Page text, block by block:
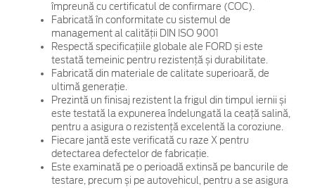
împreună cu certificatul de confirmare (COC).
Fabricată în conformitate cu sistemul de
management al calității DIN ISO 9001
Respectă specificațiile globale ale FORD și este
testată temeinic pentru rezistență și durabilitate.
Fabricată din materiale de calitate superioară, de
ultimă generație.
Prezintă un finisaj rezistent la frigul din timpul iernii și
este testată la expunerea îndelungată la ceață salină,
pentru a asigura o rezistență excelentă la coroziune.
Fiecare jantă este verificată cu raze X pentru
detectarea defectelor de fabricație.
Este examinată pe o perioadă extinsă pe bancurile de
testare, precum și pe autovehicul, pentru a se asigura